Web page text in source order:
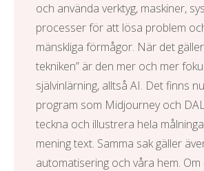
och använda verktyg, maskiner,
processer för att lösa problem
mänskliga förmågor. När det
tekniken” är den mer och mer
självinlärning, alltså AI. Det finns
program som Midjourney och
teckna och illustrera hela
mening text. Samma sak gäller
automatisering och våra hem. Om